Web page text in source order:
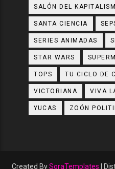
SALÓN DEL
SANTA CIENCIA
SERIES ANIMADAS
STAR WARS
TOPS TU CICLO DE
VICTORIANA VIVA
YUCAS ZOÓN
Created BySoraTemplates |